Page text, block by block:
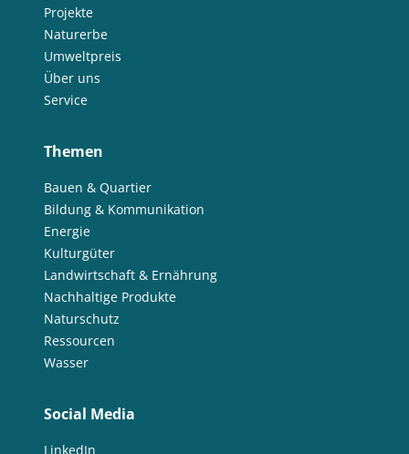
Projekte
Naturerbe
Umweltpreis
Über uns
Service
Themen
Bauen & Quartier
Bildung & Kommunikation
Energie
Kulturgüter
Landwirtschaft & Ernährung
Nachhaltige Produkte
Naturschutz
Ressourcen
Wasser
Social Media
LinkedIn